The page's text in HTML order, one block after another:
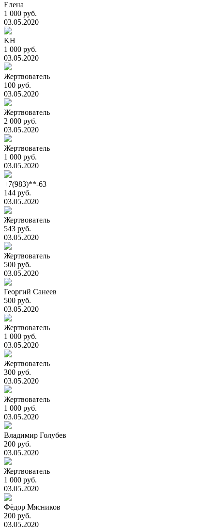
Елена
1 000 руб.
03.05.2020
KH
1 000 руб.
03.05.2020
Жертвователь
100 руб.
03.05.2020
Жертвователь
2 000 руб.
03.05.2020
Жертвователь
1 000 руб.
03.05.2020
+7(983)**-63
144 руб.
03.05.2020
Жертвователь
543 руб.
03.05.2020
Жертвователь
500 руб.
03.05.2020
Георгий Санеев
500 руб.
03.05.2020
Жертвователь
1 000 руб.
03.05.2020
Жертвователь
300 руб.
03.05.2020
Жертвователь
1 000 руб.
03.05.2020
Владимир Голубев
200 руб.
03.05.2020
Жертвователь
1 000 руб.
03.05.2020
Фёдор Мясников
200 руб.
03.05.2020